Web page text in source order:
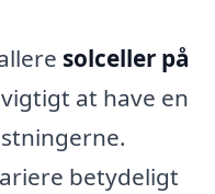
solceller på
at have en
betydeligt